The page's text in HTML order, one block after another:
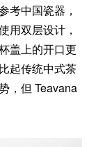
考中国瓷器，
用双层设计，
盖上的开口更
起传统中式茶
，但 Teavana